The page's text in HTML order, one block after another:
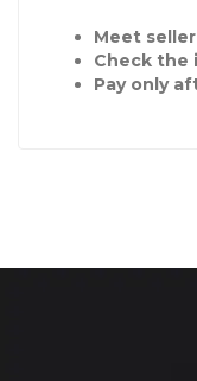
Meet
Check the
Pay only